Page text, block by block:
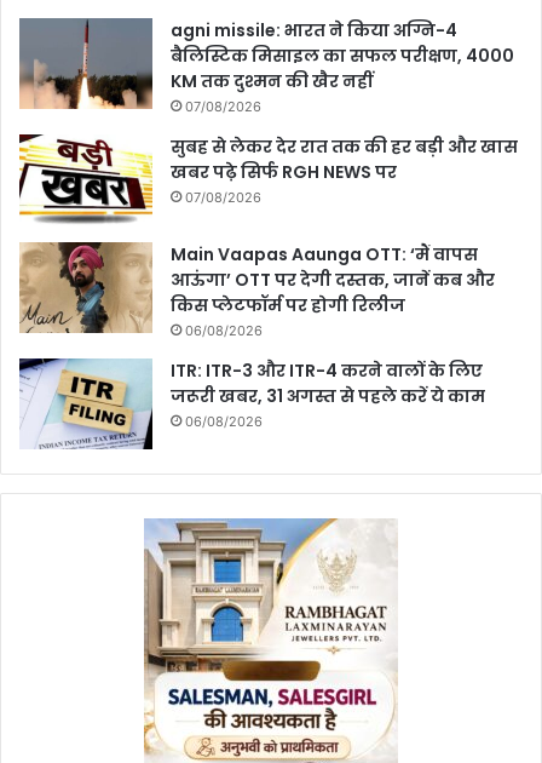
agni missile: भारत ने किया अग्नि-4
बैलिस्टिक मिसाइल का सफल परीक्षण, 4000
KM तक दुश्मन की खैर नहीं
07/08/2026
सुबह से लेकर देर रात तक की हर बड़ी और खास
खबर पढ़े सिर्फ RGH NEWS पर
07/08/2026
Main Vaapas Aaunga OTT: ‘मैं वापस
आऊंगा’ OTT पर देगी दस्तक, जानें कब और
किस प्लेटफॉर्म पर होगी रिलीज
06/08/2026
ITR: ITR-3 और ITR-4 करने वालों के लिए
जरूरी खबर, 31 अगस्त से पहले करें ये काम
06/08/2026